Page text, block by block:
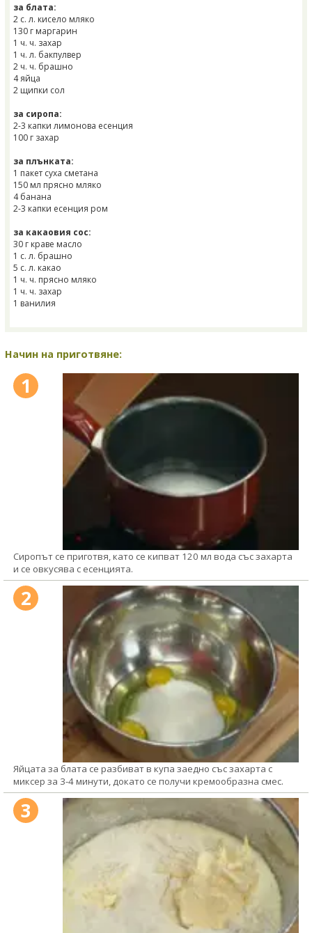
за блата:
2 с. л. кисело мляко
130 г маргарин
1 ч. ч. захар
1 ч. л. бакпулвер
2 ч. ч. брашно
4 яйца
2 щипки сол
за сиропа:
2-3 капки лимонова есенция
100 г захар
за плънката:
1 пакет суха сметана
150 мл прясно мляко
4 банана
2-3 капки есенция ром
за какаовия сос:
30 г краве масло
1 с. л. брашно
5 с. л. какао
1 ч. ч. прясно мляко
1 ч. ч. захар
1 ванилия
Начин на приготвяне:
1
Сиропът се приготвя, като се кипват 120 мл вода със захарта
и се овкусява с есенцията.
2
Яйцата за блата се разбиват в купа заедно със захарта с
миксер за 3-4 минути, докато се получи кремообразна смес.
3